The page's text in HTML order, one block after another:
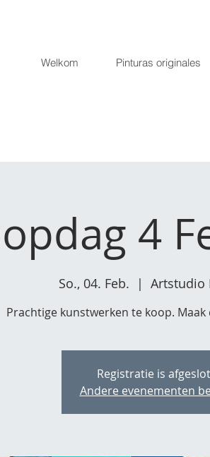
Welkom Pinturas originales
4
So., 04. Feb.
  |
Artstudio
Prachtige kunstwerken te koop. Maak
Registratie is
Andere evenementen